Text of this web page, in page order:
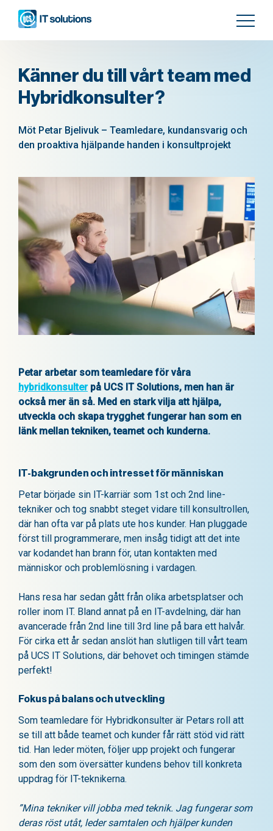
Känner du till vårt team med
Hybridkonsulter?
Möt Petar Bjelivuk – Teamledare, kundansvarig och
den proaktiva hjälpande handen i konsultprojekt
Petar arbetar som teamledare för våra
hybridkonsulterpå UCS IT Solutions, men han är
också mer än så. Med en stark vilja att hjälpa,
utveckla och skapa trygghet fungerar han som en
länk mellan tekniken, teamet och kunderna.
IT-bakgrunden och intresset för människan
Petar började sin IT-karriär som 1st och 2nd line-
tekniker och tog snabbt steget vidare till konsultrollen,
där han ofta var på plats ute hos kunder. Han pluggade
först till programmerare, men insåg tidigt att det inte
var kodandet han brann för, utan kontakten med
människor och problemlösning i vardagen.
Hans resa har sedan gått från olika arbetsplatser och
roller inom IT. Bland annat på en IT-avdelning, där han
avancerade från 2nd line till 3rd line på bara ett halvår.
För cirka ett år sedan anslöt han slutligen till vårt team
på UCS IT Solutions, där behovet och timingen stämde
perfekt!
Fokus på balans och utveckling
Som teamledare för Hybridkonsulter är Petars roll att
se till att både teamet och kunder får rätt stöd vid rätt
tid. Han leder möten, följer upp projekt och fungerar
som den som översätter kundens behov till konkreta
uppdrag för IT-teknikerna.
”Mina tekniker vill jobba med teknik. Jag fungerar som
deras röst utåt, leder samtalen och hjälper kunden